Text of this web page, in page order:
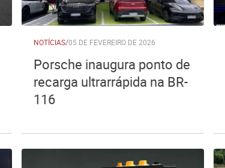
NOTÍCIAS/05 DE FEVEREIRO DE 2026
Porsche inaugura ponto de
recarga ultrarrápida na BR-
116